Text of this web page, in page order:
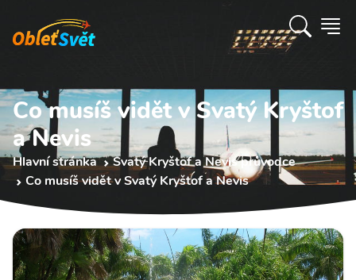
Co musíš vidět v Svatý Kryštof
a Nevis
Hlavní stránka
Svatý Kryštof a Nevis průvodce
Co musíš vidět v Svatý Kryštof a Nevis